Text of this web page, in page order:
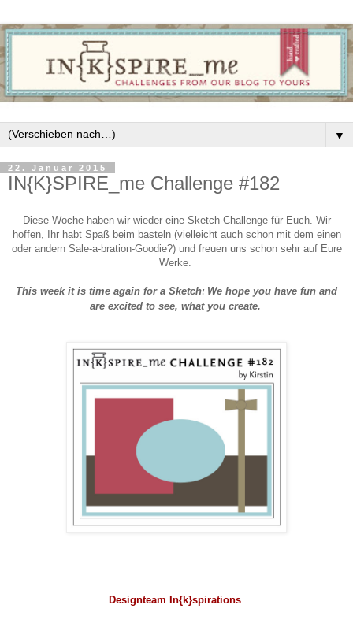
▼
22. Januar 2015
IN{K}SPIRE_me Challenge #182
Diese Woche haben wir wieder eine Sketch-Challenge für Euch. Wir
hoffen, Ihr habt Spaß beim basteln (vielleicht auch schon mit dem einen
oder andern Sale-a-bration-Goodie?) und freuen uns schon sehr auf Eure
Werke.
This week it is time again for a Sketch! We hope you have fun and
are excited to see, what you create.
Designteam In{k}spirations